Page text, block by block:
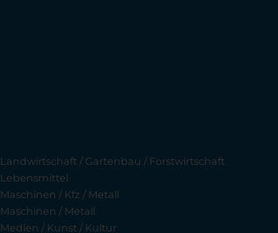
Landwirtschaft / Gartenbau / Forstwirtschaft
Lebensmittel
Maschinen / Kfz / Metall
Maschinen / Metall
Medien / Kunst / Kultur